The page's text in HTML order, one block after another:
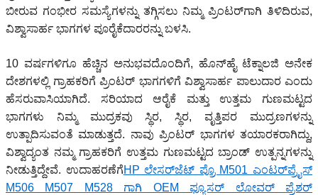
ಬೀರುವ ಗಂಭೀರ ಸಮಸ್ಯೆಗಳನ್ನು ತಗ್ಗಿಸಲು ನಿಮ್ಮ ಪ್ರಿಂಟರ್‌ಗಾಗಿ ತಿಳಿದಿರುವ,
ವಿಶ್ವಾಸಾರ್ಹ ಭಾಗಗಳ ಪೂರೈಕೆದಾರರನ್ನು ಬಳಸಿ.
10 ವರ್ಷಗಳಿಗೂ ಹೆಚ್ಚಿನ ಅನುಭವದೊಂದಿಗೆ, ಹೊನ್‌ಹೈ ಟೆಕ್ನಾಲಜಿ ಅನೇಕ
ದೇಶಗಳಲ್ಲಿ ಗ್ರಾಹಕರಿಗೆ ಪ್ರಿಂಟರ್ ಭಾಗಗಳಿಗೆ ವಿಶ್ವಾಸಾರ್ಹ ಪಾಲುದಾರ ಎಂದು
ಹೆಸರುವಾಸಿಯಾಗಿದೆ. ಸರಿಯಾದ ಆರೈಕೆ ಮತ್ತು ಉತ್ತಮ ಗುಣಮಟ್ಟದ
ಭಾಗಗಳು ನಿಮ್ಮ ಮುದ್ರಕವು ಸ್ಥಿರ, ಸ್ಥಿರ, ವೃತ್ತಿಪರ ಮುದ್ರಣಗಳನ್ನು
ಉತ್ಪಾದಿಸುವಂತೆ ಮಾಡುತ್ತದೆ. ನಾವು ಪ್ರಿಂಟರ್ ಭಾಗಗಳ ತಯಾರಕರಾಗಿದ್ದು,
ವಿಶ್ವಾದ್ಯಂತ ನಮ್ಮ ಗ್ರಾಹಕರಿಗೆ ಉತ್ತಮ ಗುಣಮಟ್ಟದ ಬ್ರಾಂಡ್ ಉತ್ಪನ್ನಗಳನ್ನು
ನೀಡುತ್ತಿದ್ದೇವೆ. ಉದಾಹರಣೆಗೆHP ಲೇಸರ್‌ಜೆಟ್ ಪ್ರೊ M501 ಎಂಟರ್‌ಪ್ರೈಸ್
M506 M507 M528 ಗಾಗಿ OEM ಫ್ಯೂಸರ್ ಲೋವರ್ ಪ್ರೆಶರ್